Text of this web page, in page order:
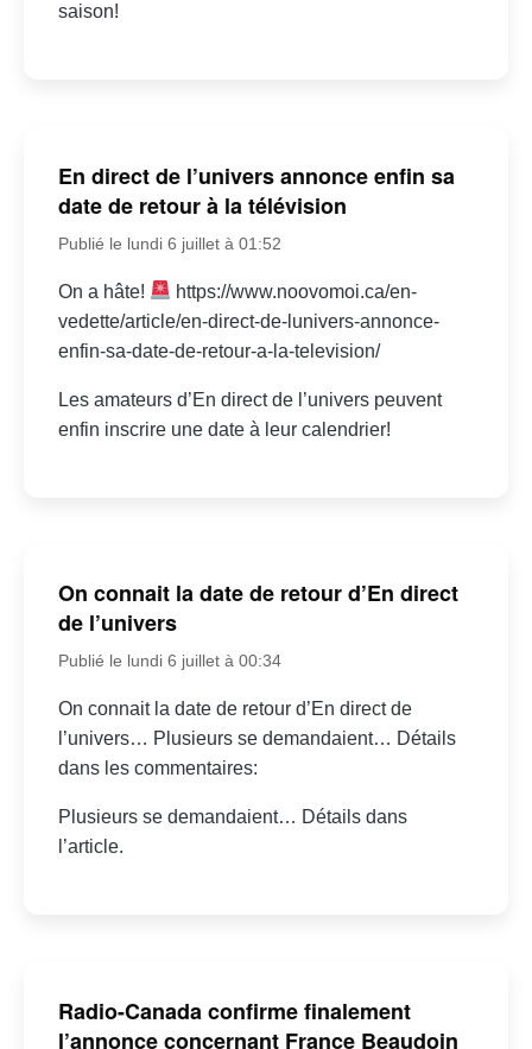
saison!
En direct de l’univers annonce enfin sa
date de retour à la télévision
Publié le lundi 6 juillet à 01:52
On a hâte!
https://www.noovomoi.ca/en-
vedette/article/en-direct-de-lunivers-annonce-
enfin-sa-date-de-retour-a-la-television/
Les amateurs d’En direct de l’univers peuvent
enfin inscrire une date à leur calendrier!
On connait la date de retour d’En direct
de l’univers
Publié le lundi 6 juillet à 00:34
On connait la date de retour d’En direct de
l’univers… Plusieurs se demandaient… Détails
dans les commentaires:
Plusieurs se demandaient… Détails dans
l’article.
Radio-Canada confirme finalement
l’annonce concernant France Beaudoin